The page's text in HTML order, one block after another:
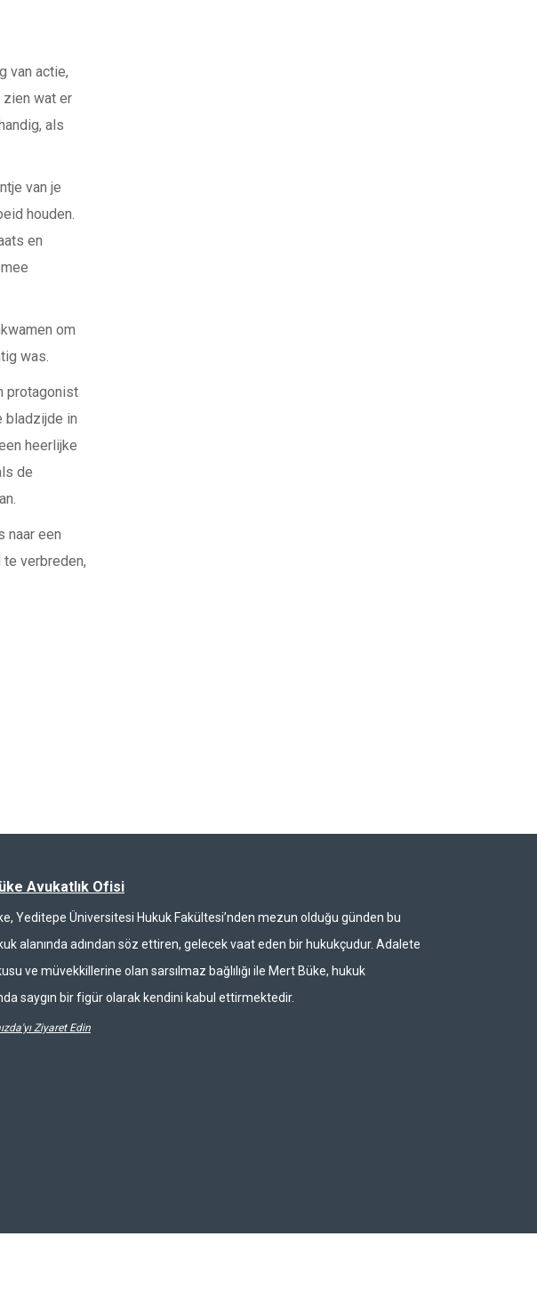
van actie,
zien wat er
als
van je
houden.
en
om
was.
protagonist
bladzijde in
heerlijke
de
naar een
verbreden,
Avukatlık Ofisi
Yeditepe Üniversitesi Hukuk Fakültesi’nden mezun olduğu günden bu
alanında adından söz ettiren, gelecek vaat eden bir hukukçudur. Adalete
ve müvekkillerine olan sarsılmaz bağlılığı ile Mert Büke, hukuk
saygın bir figür olarak kendini kabul ettirmektedir.
Ziyaret Edin